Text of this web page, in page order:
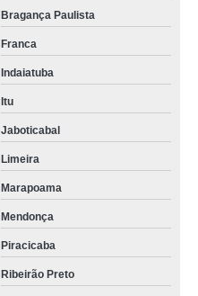
Bragança Paulista
Franca
Indaiatuba
Itu
Jaboticabal
Limeira
Marapoama
Mendonça
Piracicaba
Ribeirão Preto